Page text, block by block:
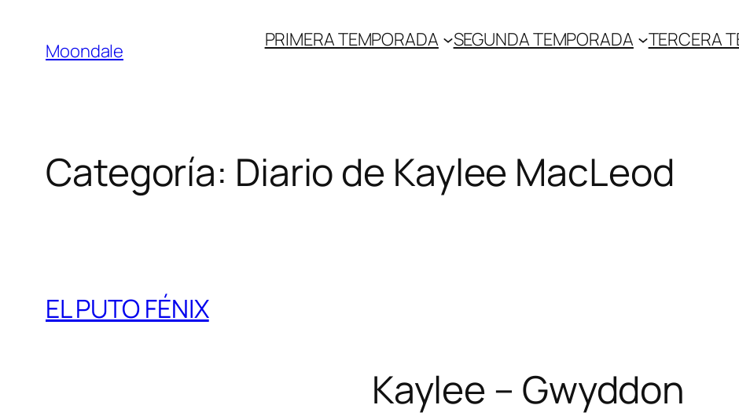
contenido
Moondale PRIMERA TEMPORADA SEGUNDA TEMPORADA TERCERA
Categoría: Diario de Kaylee MacLeod
EL PUTO FÉNIX
Kaylee – Gwyddon